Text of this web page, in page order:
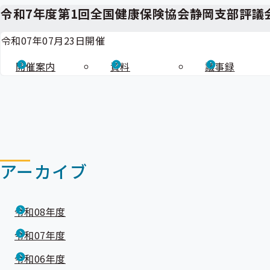
令和7年度第1回全国健康保険協会静岡支部評議
令和07年07月23日開催
開催案内
資料 議事録
アーカイブ
令和08年度
令和07年度
令和06年度